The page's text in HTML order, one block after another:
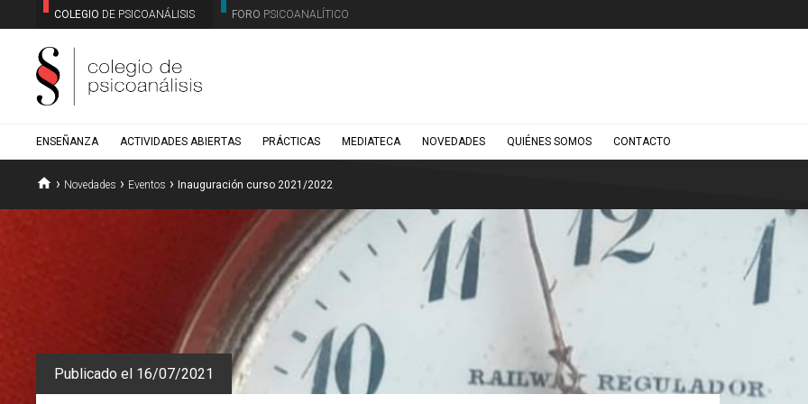
COLEGIO DE PSICOANÁLISIS FORO PSICOANALÍTICO
ENSEÑANZA ACTIVIDADES ABIERTAS PRÁCTICAS MEDIATECA NOVEDADES QUIÉNES SOMOS CONTACTO
home › Novedades › Eventos ›Inauguración curso 2021/2022
Publicado el 16/07/2021